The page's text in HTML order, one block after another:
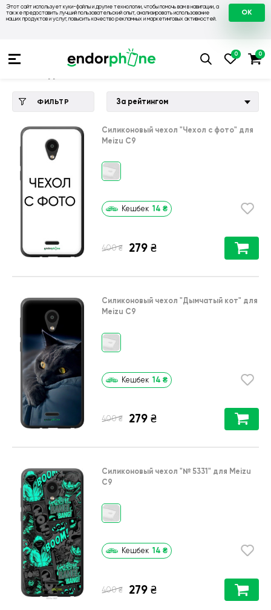
Этот сайт использует куки-файлы и другие технологии, чтобы помочь вам в навигации, а
также предоставить лучший пользовательский опыт, анализировать использование
наших продуктов и услуг, повысить качество рекламных и маркетинговых активностей.
OK
💙 Чехлы на Meizu 💛 Чехол для Meizu
ФИЛЬТР За рейтингом
Силиконовый чехол "Чехол с фото" для
Meizu C9
Кешбек 14 ₴
400 ₴ 279 ₴
Силиконовый чехол "Дымчатый кот" для
Meizu C9
Кешбек 14 ₴
400 ₴ 279 ₴
Силиконовый чехол "№ 5331" для Meizu
C9
Кешбек 14 ₴
400 ₴ 279 ₴